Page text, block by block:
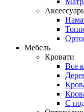
Мебель
Кровати
Все
С